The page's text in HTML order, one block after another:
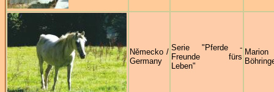
Německo /
Germany
Serie "Pferde -
Freunde fürs
Leben"
Marion